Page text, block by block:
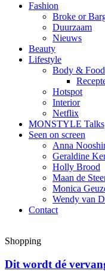
Fashion
Broke or
Duurzaam
Nieuws
Beauty
Lifestyle
Body & Food
Hotspot
Interior
Netflix
MONSTYLE Talks
Seen on screen
Anna
Geraldine
Holly Brood
Maan de
Monica
Wendy van
Contact
Shopping
Dit wordt dé